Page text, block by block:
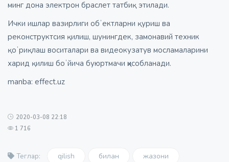
минг дона электрон браслет татбиқ этилади.
Ички ишлар вазирлиги обʼектларни қуриш ва
реконструктсия қилиш, шунингдек, замонавий техник
қоʼриқлаш воситалари ва видеокузатув мосламаларини
харид қилиш боʼйича буюртмачи ҳисобланади.
manba: effect.uz
2020-03-08 22:18
1 716
Теглар: qilish билан жазони